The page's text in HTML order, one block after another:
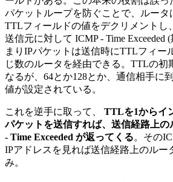
パケットループを防ぐことで、ルー
TTLフィールドの値をデクリメントし
送信元に対して ICMP - Time Exceeded
まりIPパケットは送信時にTTLフィー
じ数のルータを経由できる。TTLの初
なるが、64とか128とか、通信相手に
値が設定されている。
これを逆手に取って、 TTLを1からイ
パケットを送信すれば、送信経路上
- Time Exceeded が返ってくる。その
IPアドレスを見れば送信経路上のルー
み。